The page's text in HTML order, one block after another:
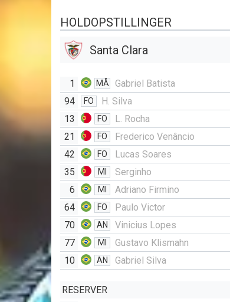
HOLDOPSTILLINGER
Santa Clara
1 MÅ
Gabriel Batista
94
FO H. Silva
13 FO
L. Rocha
21
FO
Frederico Venâncio
42
FO
Lucas Soares
35
MI Serginho
6 MI Adriano Firmino
64 FO Paulo Victor
70 AN Vinicius Lopes
77 MI
Gustavo Klismahn
10
AN Gabriel Silva
RESERVER